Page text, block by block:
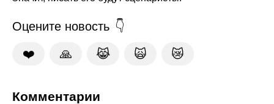
Оцените новость
❤️ 🙏 😹 🙀 😿
Комментарии